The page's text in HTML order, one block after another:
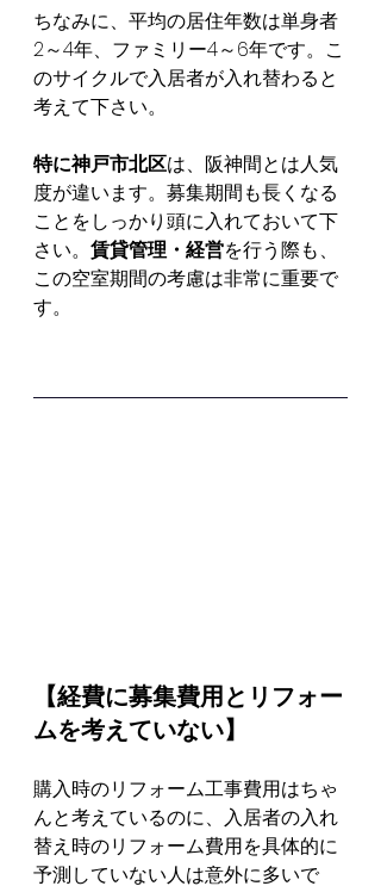
ちなみに、平均の居住年数は単身者
2～4年、ファミリー4～6年です。こ
のサイクルで入居者が入れ替わると
考えて下さい。
特に神戸市北区は、阪神間とは人気
度が違います。募集期間も長くなる
ことをしっかり頭に入れておいて下
さい。 賃貸管理・経営を行う際も、
この空室期間の考慮は非常に重要で
す。
【経費に募集費用とリフォー
ムを考えていない】
購入時のリフォーム工事費用はちゃ
んと考えているのに、入居者の入れ
替え時のリフォーム費用を具体的に
予測していない人は意外に多いで